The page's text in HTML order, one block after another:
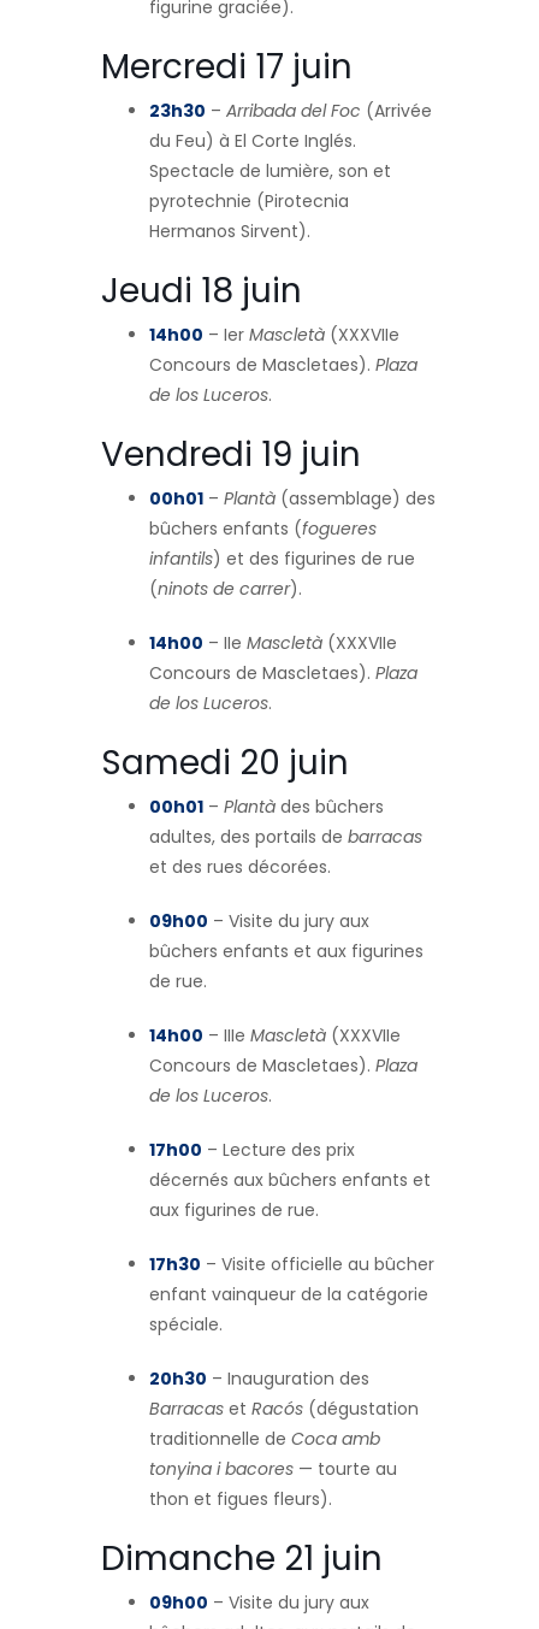
figurine graciée).
Mercredi 17 juin
23h30 – Arribada del Foc (Arrivée
du Feu) à El Corte Inglés.
Spectacle de lumière, son et
pyrotechnie (Pirotecnia
Hermanos Sirvent).
Jeudi 18 juin
14h00 – Ier Mascletà (XXXVIIe
Concours de Mascletaes). Plaza
de los Luceros.
Vendredi 19 juin
00h01 – Plantà (assemblage) des
bûchers enfants (fogueres
infantils) et des figurines de rue
(ninots de carrer).
14h00 – IIe Mascletà (XXXVIIe
Concours de Mascletaes). Plaza
de los Luceros.
Samedi 20 juin
00h01 – Plantà des bûchers
adultes, des portails de barracas
et des rues décorées.
09h00 – Visite du jury aux
bûchers enfants et aux figurines
de rue.
14h00 – IIIe Mascletà (XXXVIIe
Concours de Mascletaes). Plaza
de los Luceros.
17h00 – Lecture des prix
décernés aux bûchers enfants et
aux figurines de rue.
17h30 – Visite officielle au bûcher
enfant vainqueur de la catégorie
spéciale.
20h30 – Inauguration des
Barracas et Racós (dégustation
traditionnelle de Coca amb
tonyina i bacores — tourte au
thon et figues fleurs).
Dimanche 21 juin
09h00 – Visite du jury aux